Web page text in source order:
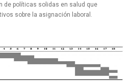
de políticas solidas en salud que
sobre la asignación laboral.